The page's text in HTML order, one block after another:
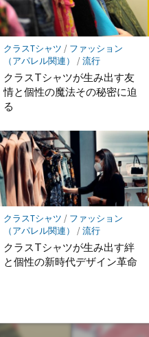
クラスTシャツ / ファッション
（アパレル関連）
/流行
クラスTシャツが生み出す友
情と個性の魔法その秘密に迫
る
クラスTシャツ / ファッション
（アパレル関連）
/流行
クラスTシャツが生み出す絆
と個性の新時代デザイン革命